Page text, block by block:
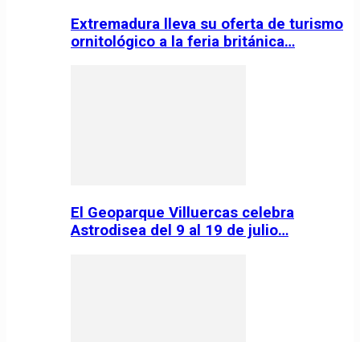
Extremadura lleva su oferta de turismo
ornitológico a la feria británica…
El Geoparque Villuercas celebra
Astrodisea del 9 al 19 de julio…